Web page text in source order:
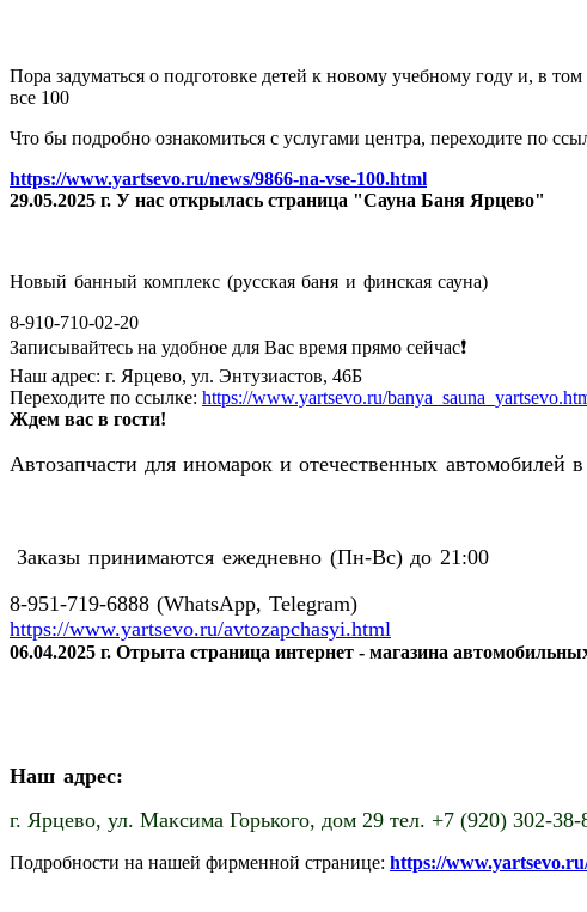
Пора задуматься о подготовке детей к новому учебному году и, в
все 100
Что бы подробно ознакомиться с услугами центра, переходите по
https://www.yartsevo.ru/news/9866-na-vse-100.html
29.05.2025 г. У нас открылась страница "Сауна Баня Ярцево"
Новый банный комплекс (русская баня и финская сауна)
8-910-710-02-20
Записывайтесь на удобное для Вас время прямо сейчас❗️
Наш адрес: г. Ярцево, ул. Энтузиастов, 46Б
Переходите по ссылке: https://www.yartsevo.ru/
Ждем вас в гости!
Автозапчасти для иномарок и отечественных автомобилей
Заказы принимаются ежедневно (Пн-Вс) до 21:00
8-951-719-6888 (WhatsApp, Telegram)
https://www.yartsevo.ru/avtozapchasyi.html
06.04.2025 г. Отрыта страница интернет - магазина
Наш адрес:
г. Ярцево, ул. Максима Горького, дом 29 тел. +7 (920) 302-38-
Подробности на нашей фирменной странице: https://